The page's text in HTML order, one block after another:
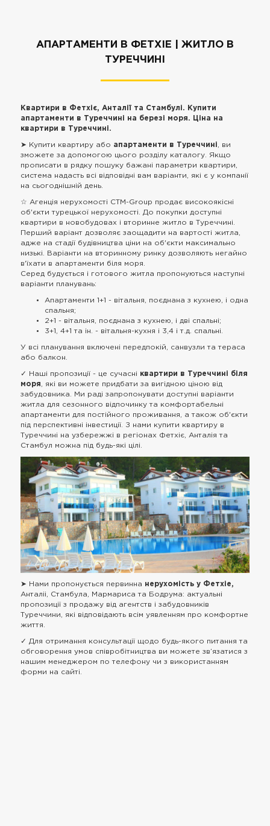
АПАРТАМЕНТИ В ФЕТХІЕ | ЖИТЛО В
ТУРЕЧЧИНІ
Квартири в Фетхіє, Анталії та Стамбулі. Купити
апартаменти в Туреччині на березі моря. Ціна на
квартири в Туреччині.
➤ Купити квартиру або апартаменти в Туреччині, ви
зможете за допомогою цього розділу каталогу. Якщо
прописати в рядку пошуку бажані параметри квартири,
система надасть всі відповідні вам варіанти, які є у компанії
на сьогоднішній день.
☆ Агенція нерухомості CTM-Group продає високоякісні
об'єкти турецької нерухомості. До покупки доступні
квартири в новобудовах і вторинне житло в Туреччині.
Перший варіант дозволяє заощадити на вартості житла,
адже на стадії будівництва ціни на об'єкти максимально
низькі. Варіанти на вторинному ринку дозволяють негайно
в'їхати в апартаменти біля моря.
Серед будується і готового житла пропонуються наступні
варіанти планувань:
Апартаменти 1+1 - вітальня, поєднана з кухнею, і одна
спальня;
2+1 - вітальня, поєднана з кухнею, і дві спальні;
3+1, 4+1 та ін. - вітальня-кухня і 3,4 і т.д. спальні.
У всі планування включені передпокій, санвузли та тераса
або балкон.
✓ Наші пропозиції - це сучасні квартири в Туреччині біля
моря, які ви можете придбати за вигідною ціною від
забудовника. Ми раді запропонувати доступні варіанти
житла для сезонного відпочинку та комфортабельні
апартаменти для постійного проживання, а також об'єкти
під перспективні інвестиції. З нами купити квартиру в
Туреччині на узбережжі в регіонах Фетхіє, Анталія та
Стамбул можна під будь-які цілі.
➤ Нами пропонується первинна нерухомість у Фетхіе,
Анталіі, Стамбула, Мармариса та Бодрума: актуальні
пропозиції з продажу від агентств і забудовників
Туреччини, які відповідають всім уявленням про комфортне
життя.
✓ Для отримання консультації щодо будь-якого питання та
обговорення умов співробітництва ви можете зв’язатися з
нашим менеджером по телефону чи з використанням
форми на сайті.